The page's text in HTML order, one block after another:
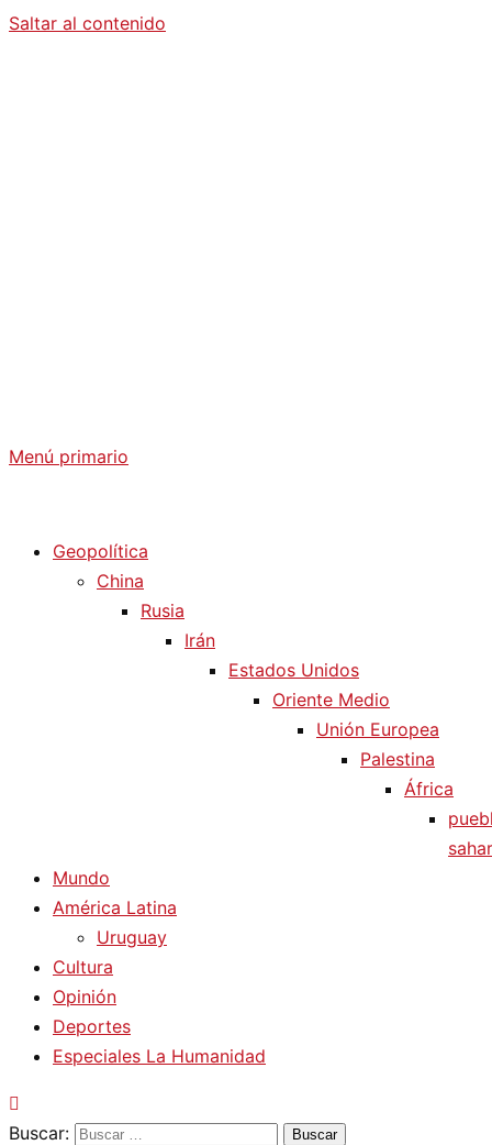
Saltar al contenido
Menú primario
Geopolítica
China
Rusia
Irán
Estados Unidos
Oriente Medio
Unión Europea
Palestina
África
Mundo
América Latina
Uruguay
Cultura
Opinión
Deportes
Especiales La Humanidad
Buscar: